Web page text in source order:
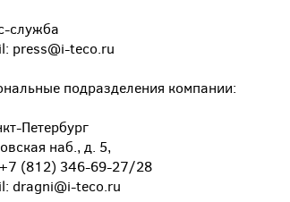
служба
press@i-teco.ru
подразделения компании:
Петербург
наб., д. 5,
(812) 346-69-27/28
dragni@i-teco.ru